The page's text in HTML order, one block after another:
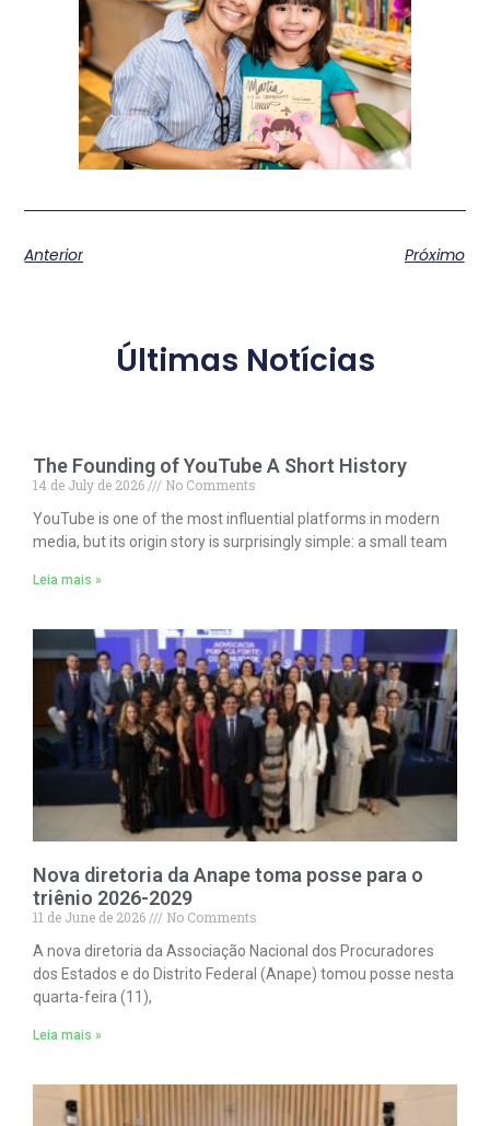
Anterior Próximo
Últimas Notícias
The Founding of YouTube A Short History
14 de July de 2026
No Comments
YouTube is one of the most influential platforms in modern
media, but its origin story is surprisingly simple: a small team
Leia mais »
Nova diretoria da Anape toma posse para o
triênio 2026-2029
11 de June de 2026
No Comments
A nova diretoria da Associação Nacional dos Procuradores
dos Estados e do Distrito Federal (Anape) tomou posse nesta
quarta-feira (11),
Leia mais »